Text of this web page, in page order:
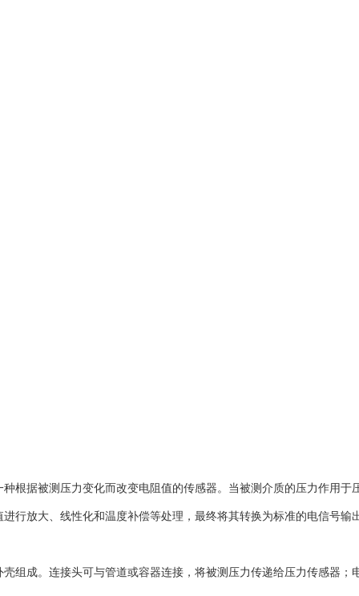
据被测压力变化而改变电阻值的传感器。当被测介质的压力作用于
放大、线性化和温度补偿等处理，最终将其转换为标准的电信号输出
成。连接头可与管道或容器连接，将被测压力传递给压力传感器；